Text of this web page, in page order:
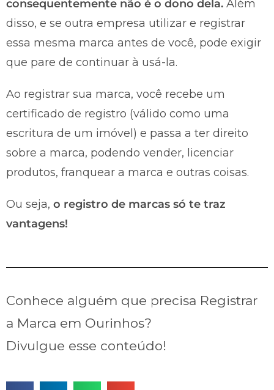
consequentemente não é o dono dela. Além
disso, e se outra empresa utilizar e registrar
essa mesma marca antes de você, pode exigir
que pare de continuar à usá-la.
Ao registrar sua marca, você recebe um
certificado de registro (válido como uma
escritura de um imóvel) e passa a ter direito
sobre a marca, podendo vender, licenciar
produtos, franquear a marca e outras coisas.
Ou seja, o registro de marcas só te traz
vantagens!
Conhece alguém que precisa Registrar
a Marca em Ourinhos?
Divulgue esse conteúdo!